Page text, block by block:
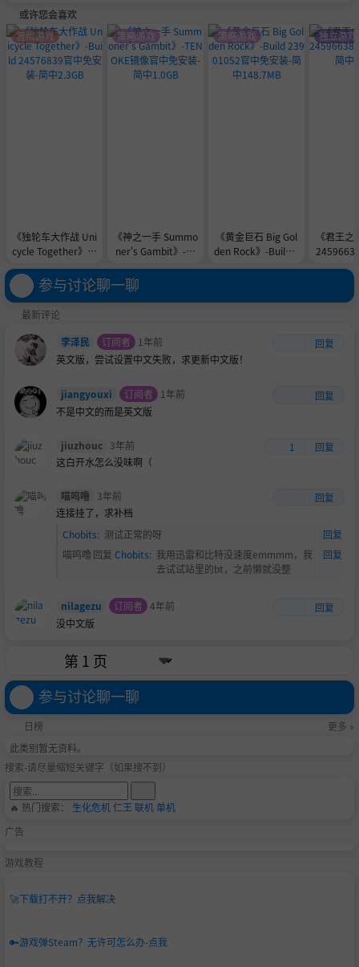
或许您会喜欢
《独轮车大作战 Uni
cycle Together》-B
免安装-简中2.3GB
冒险游戏
《神之一手 Summo
ner's Gambit》-TE
装-简中1.0GB
策略游戏
《黄金巨石 Big Gol
den Rock》-Build 2
策略游戏
《君王
独立游戏
参与讨论聊一聊
最新评论
李泽民
订阅者 1年前
回复
英文版，尝试设置中文失败，求更新中文版！
jiangyouxi 订阅者 1年前
回复
不是中文的而是英文版
jiuzhouc 3年前 1
回复
这白开水怎么没味啊（
喵呜噜 3年前
回复
连接挂了，求补档
Chobits: 测试正常的呀
回复
喵呜噜 回复 Chobits: 我用迅雷和比特没速度emmmm，我
去试试站里的bt，之前懒就没整
回复
nilagezu 订阅者 4年前
回复
没中文版
参与讨论聊一聊
日榜
更多 »
此类别暂无资料。
搜索-请尽量缩短关键字（如果搜不到）
🔥 热门搜索： 生化危机仁王 联机单机
广告
游戏教程
🚀下载打不开？点我解决
🔑游戏弹Steam？无许可怎么办-点我